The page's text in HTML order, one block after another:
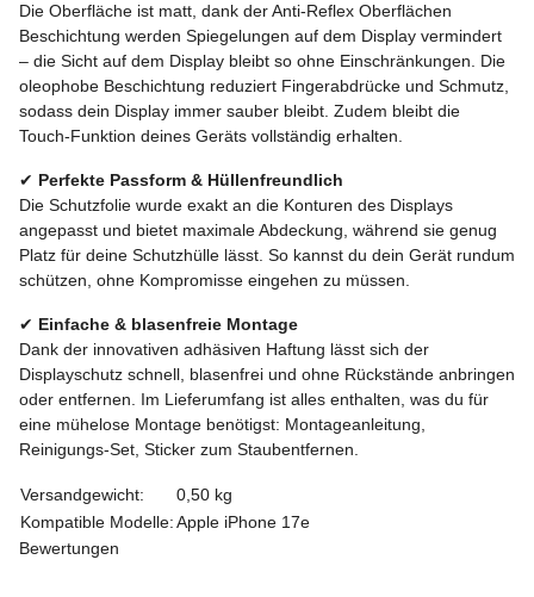
Die Oberfläche ist matt, dank der Anti-Reflex Oberflächen
Beschichtung werden Spiegelungen auf dem Display vermindert
– die Sicht auf dem Display bleibt so ohne Einschränkungen. Die
oleophobe Beschichtung reduziert Fingerabdrücke und Schmutz,
sodass dein Display immer sauber bleibt. Zudem bleibt die
Touch-Funktion deines Geräts vollständig erhalten.
✔ Perfekte Passform & Hüllenfreundlich
Die Schutzfolie wurde exakt an die Konturen des Displays
angepasst und bietet maximale Abdeckung, während sie genug
Platz für deine Schutzhülle lässt. So kannst du dein Gerät rundum
schützen, ohne Kompromisse eingehen zu müssen.
✔ Einfache & blasenfreie Montage
Dank der innovativen adhäsiven Haftung lässt sich der
Displayschutz schnell, blasenfrei und ohne Rückstände anbringen
oder entfernen. Im Lieferumfang ist alles enthalten, was du für
eine mühelose Montage benötigst: Montageanleitung,
Reinigungs-Set, Sticker zum Staubentfernen.
Versandgewicht:
0,50 kg
Kompatible Modelle:Apple iPhone 17e
Bewertungen